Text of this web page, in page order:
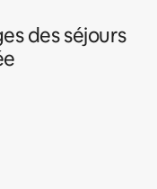
des séjours